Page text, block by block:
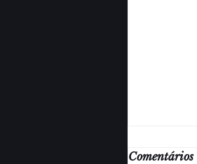
Comentários